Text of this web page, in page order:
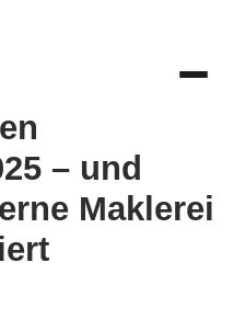
– und
Maklerei